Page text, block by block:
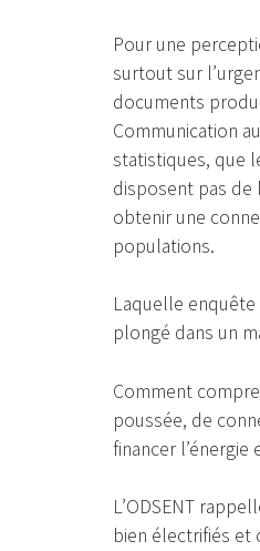
Pour une
surtout sur
documents
Communication
statistiques, que
disposent pas
obtenir une
populations.
Laquelle
plongé dans un
Comment
poussée, de
financer
L’ODSENT
bien électrifiés et